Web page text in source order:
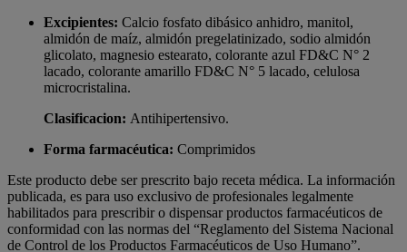
Excipientes: Calcio fosfato dibásico anhidro, manitol,
almidón de maíz, almidón pregelatinizado, sodio almidón
glicolato, magnesio estearato, colorante azul FD&C N° 2
lacado, colorante amarillo FD&C N° 5 lacado, celulosa
microcristalina.
Clasificacion: Antihipertensivo.
Forma farmacéutica: Comprimidos
Este producto debe ser prescrito bajo receta médica. La información
publicada, es para uso exclusivo de profesionales legalmente
habilitados para prescribir o dispensar productos farmacéuticos de
conformidad con las normas del “Reglamento del Sistema Nacional
de Control de los Productos Farmacéuticos de Uso Humano”.